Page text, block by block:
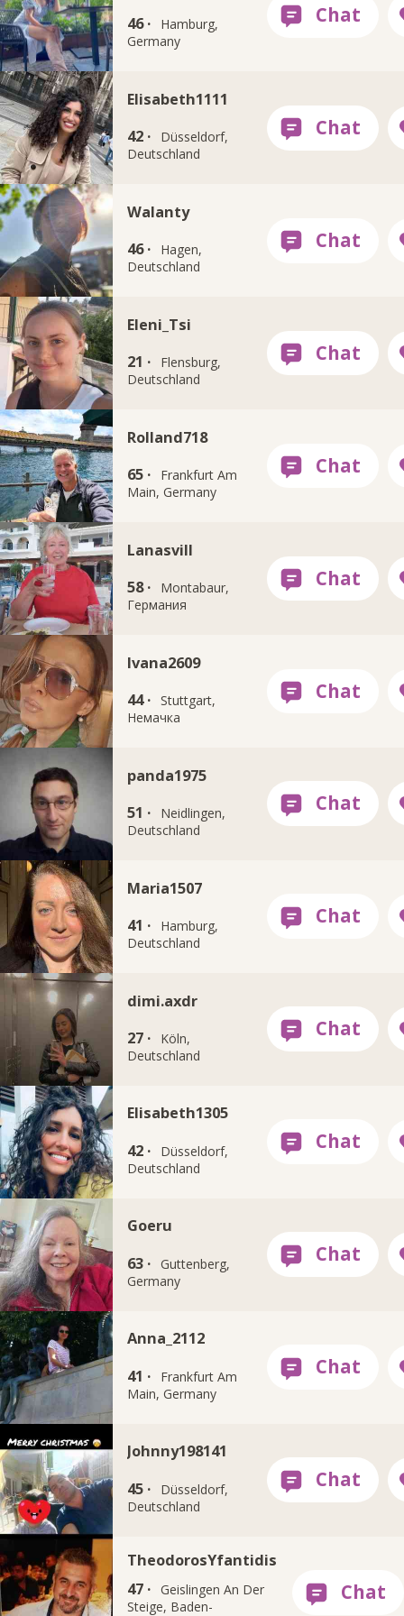
46 ·
Hamburg,
Germany
Elisabeth1111
42 ·
Düsseldorf,
Deutschland
Walanty
46 ·
Hagen,
Deutschland
Eleni_Tsi
21 ·
Flensburg,
Deutschland
Rolland718
65 ·
Frankfurt Am
Main, Germany
Lanasvill
58 ·
Montabaur,
Германия
Ivana2609
44 · Stuttgart,
Немачка
panda1975
51 ·
Neidlingen,
Deutschland
Maria1507
41 ·
Hamburg,
Deutschland
dimi.axdr
27 ·
Köln,
Deutschland
Elisabeth1305
42 ·
Düsseldorf,
Deutschland
Goeru
63 ·
Guttenberg,
Germany
Anna_2112
41 ·
Frankfurt Am
Main, Germany
Johnny198141
45 ·
Düsseldorf,
Deutschland
TheodorosYfantidis
47 ·
Geislingen An Der
Steige, Baden-